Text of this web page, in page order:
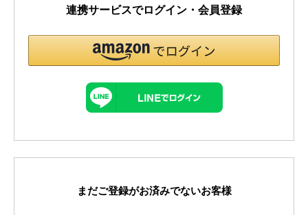
連携サービスでログイン・会員登録
まだご登録がお済みでないお客様